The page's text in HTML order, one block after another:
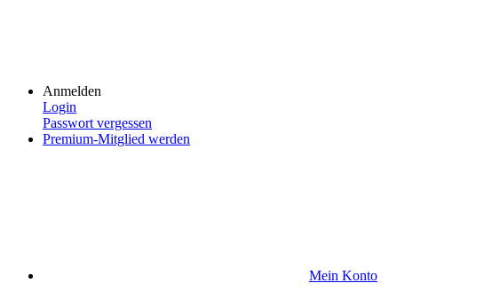
Anmelden
Login
Passwort vergessen
Premium-Mitglied werden
Mein Konto